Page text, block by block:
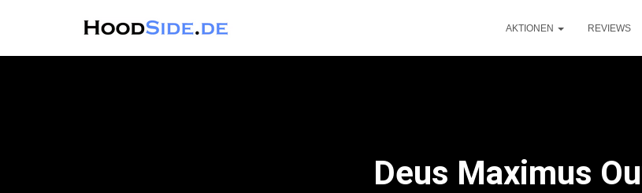
AKTIONEN REVIEWS
Deus Maximus